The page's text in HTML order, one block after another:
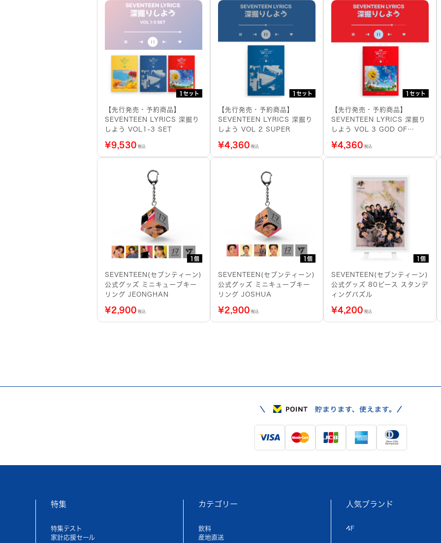
1セット
【先行発売・予約商品】
SEVENTEEN LYRICS 深掘り
しよう VOL1-3 SET
¥9,530 税込
1セット
【先行発売・予約商品】
SEVENTEEN LYRICS 深掘り
しよう VOL 2 SUPER
¥4,360 税込
1セット
【先行発売・予約商品】
SEVENTEEN LYRICS 深掘り
しよう VOL 3 GOD OF
¥4,360 税込
1個
SEVENTEEN(セブンティーン)
公式グッズ ミニキューブキー
リング JEONGHAN
¥2,900 税込
1個
SEVENTEEN(セブンティーン)
公式グッズ ミニキューブキー
リング JOSHUA
¥2,900 税込
1個
SEVENTEEN(セブンティーン)
公式グッズ 80ピース スタンデ
ィングパズル
¥4,200 税込
特集
特集テスト
家計応援セール
カテゴリー
飲料
産地直送
人気ブランド
4F